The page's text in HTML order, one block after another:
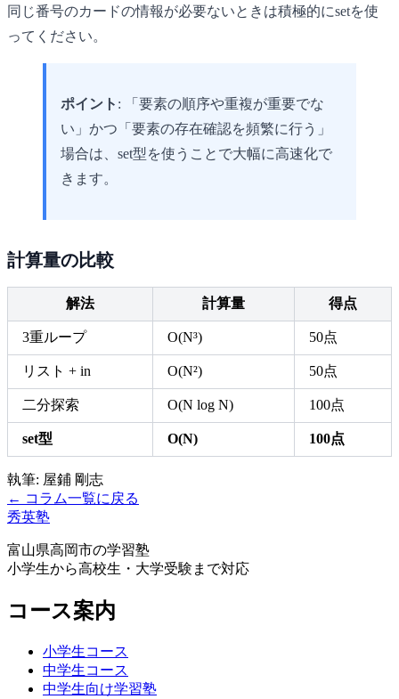
同じ番号のカードの情報が必要ないときは積極的にsetを使
ってください。
ポイント : 「要素の順序や重複が重要でな
い」かつ「要素の存在確認を頻繁に行う」
場合は、set型を使うことで大幅に高速化で
きます。
計算量の比較
解法 計算量 得点
3重ループ O(N³) 50点
リスト + in O(N²) 50点
二分探索 O(N log N) 100点
set型 O(N) 100点
執筆: 屋鋪 剛志
← コラム一覧に戻る
秀英塾
富山県高岡市の学習塾
小学生から高校生・大学受験まで対応
コース案内
小学生コース
中学生コース
中学生向け学習塾